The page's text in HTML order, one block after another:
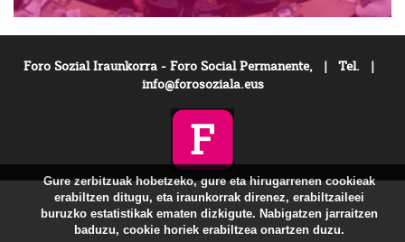
Foro Sozial Iraunkorra - Foro Social Permanente, | Tel. |
info@forosoziala.eus
Gure zerbitzuak hobetzeko, gure eta hirugarrenen cookieak
erabiltzen ditugu, eta iraunkorrak direnez, erabiltzaileei
buruzko estatistikak ematen dizkigute. Nabigatzen jarraitzen
baduzu, cookie horiek erabiltzea onartzen duzu.